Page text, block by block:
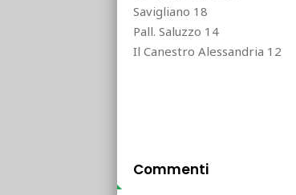
Savigliano 18
Pall. Saluzzo 14
Il Canestro Alessandria 12
Commenti